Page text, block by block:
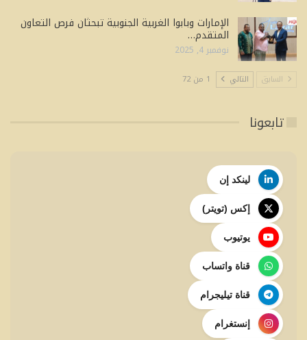
الإمارات وبابوا الغربية الجنوبية تبحثان فرص التعاون
المتقدم…
نوفمبر 4, 2025
السابق التالي 1 من 72
تابعونا
لينكد إن
إكس (تويتر)
يوتيوب
قناة واتساب
قناة تيليجرام
إنستغرام